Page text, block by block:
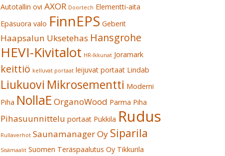
Autotallin ovi AXOR Doortech Elementti-aita
Epäsuora valo FinnEPS Geberit
Haapsalun Uksetehas Hansgrohe
HEVI-Kivitalot HR-Ikkunat Joramark
keittiö kelluvat portaat leijuvat portaat Lindab
Liukuovi Mikrosementti Moderni
Piha NollaE OrganoWood Parma Piha
Pihasuunnittelu portaat Pukkila Rudus
Rullaverhot Saunamanager Oy Siparila
Sisämaalit Suomen Teräspaalutus Oy Tikkurila